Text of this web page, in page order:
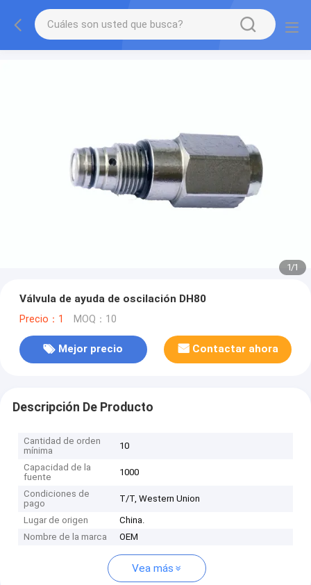
1/1
Válvula de ayuda de oscilación DH80
Precio：1 MOQ：10
Mejor precio Contactar ahora
Descripción De Producto
Cantidad de orden
mínima
10
Capacidad de la
fuente
1000
Condiciones de
pago
T/T, Western Union
Lugar de origen
China.
Nombre de la marca
OEM
Vea más